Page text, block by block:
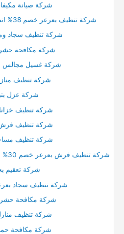
شركة صيانة
شركة تنظيف بعرعر خصم 38% اتصل علي 0550396627
شركة تنظيف سجاد
شركة مكافحة
شركة غسيل مجالس
شركة تنظيف
شركة عزل
شركة تنظيف
شركة تنظيف فرش
شركة تنظيف
شركة تنظيف فرش بعرعر خصم 30% اتصل بنا علي 0550396627
شركة تعقيم
شركة تنظيف سجاد بعرعر
شركة مكافحة
شركة تنظيف
شركة مكافحة